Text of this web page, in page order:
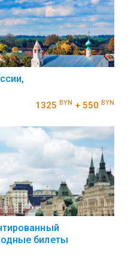
1325 BYN + 550 BYN
билеты